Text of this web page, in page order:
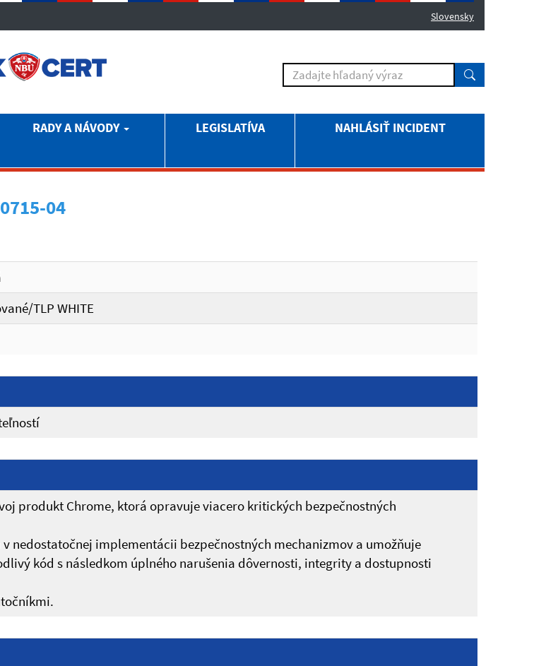
Slovensky
RADY A NÁVODY LEGISLATÍVA NAHLÁSIŤ INCIDENT
04
TLP WHITE
produkt Chrome, ktorá opravuje viacero kritických bezpečnostných
nedostatočnej implementácii bezpečnostných mechanizmov a umožňuje
kód s následkom úplného narušenia dôvernosti, integrity a dostupnosti